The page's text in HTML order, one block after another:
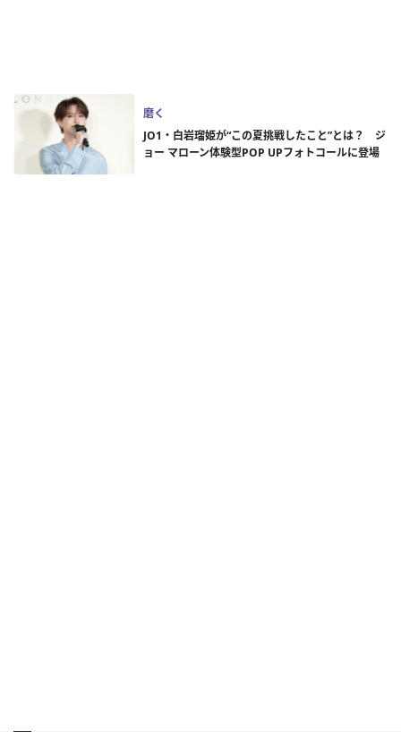
磨く
JO1・白岩瑠姫が“この夏挑戦したこと”とは？ ジ
ョー マローン体験型POP UPフォトコールに登場